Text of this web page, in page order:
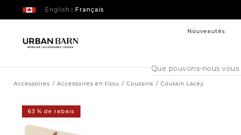
| Français
English
Nouveautés
Cataloque
de
recherche
Accessoires Accessoires en tissu Coussins Coussin Lacey
63 % de rabais